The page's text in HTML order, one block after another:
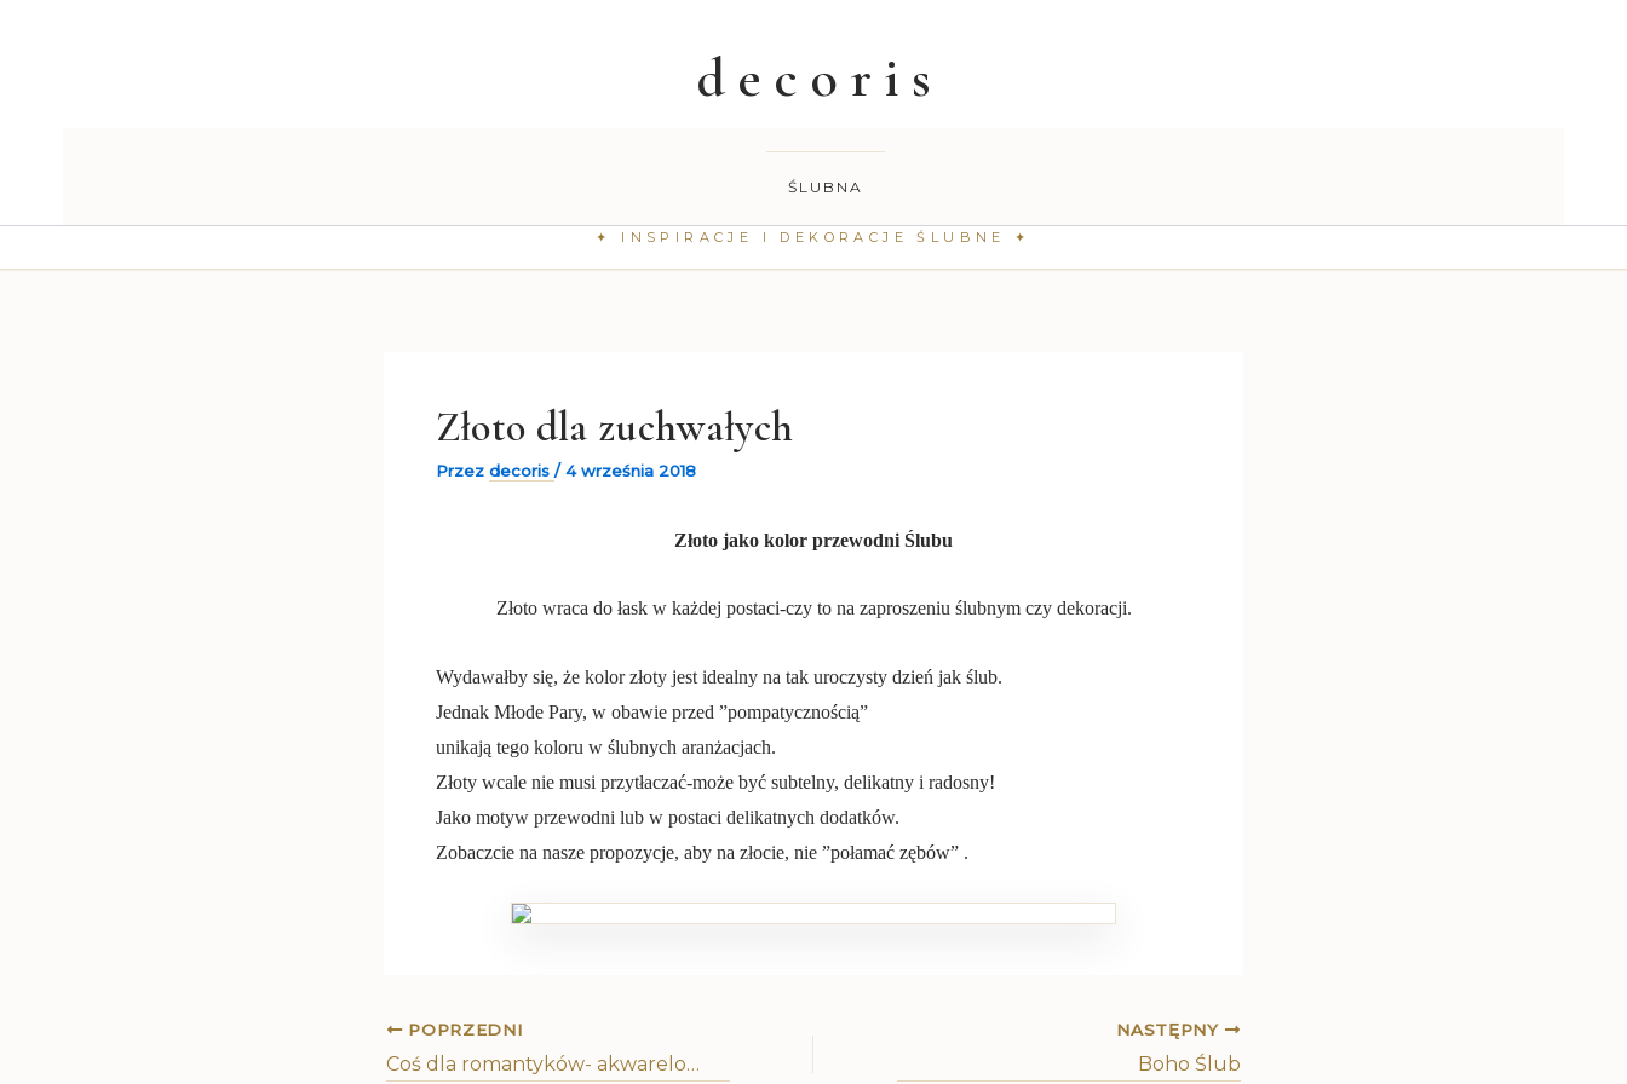
ŚLUBNA
Złoto dla zuchwałych
Przez decoris /4 września 2018
Złoto jako kolor przewodni Ślubu
Złoto wraca do łask w każdej postaci-czy to na zaproszeniu ślubnym czy dekoracji.
Wydawałby się, że kolor złoty jest idealny na tak uroczysty dzień jak ślub.
Jednak Młode Pary, w obawie przed ”pompatycznością”
unikają tego koloru w ślubnych aranżacjach.
Złoty wcale nie musi przytłaczać-może być subtelny, delikatny i radosny!
Jako motyw przewodni lub w postaci delikatnych dodatków.
Zobaczcie na nasze propozycje, aby na złocie, nie ”połamać zębów” .
POPRZEDNI
Coś dla romantyków- akwarelowe zaproszenia
NASTĘPNY
Boho Ślub